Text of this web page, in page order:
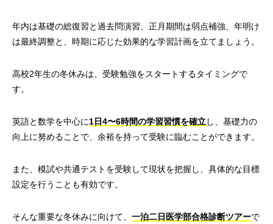
年内は基礎の総復習と過去問演習、正月期間は弱点補強、年明け
は最終調整と、時期に応じた効果的な学習計画を立てましょう。
高校2年生の冬休みは、受験勉強をスタートするタイミングで
す。
英語と数学を中心に1日4〜6時間の学習習慣を確立し、基礎力の
向上に努めることで、余裕を持って受験に臨むことができます。
また、模試や共通テストを受験して現状を把握し、具体的な目標
設定を行うことも有効です。
そんな重要な冬休みに向けて、 一泊二日医学部合格診断ツアーで